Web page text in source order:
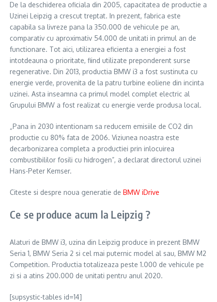
De la deschiderea oficiala din 2005, capacitatea de productie a
Uzinei Leipzig a crescut treptat. In prezent, fabrica este
capabila sa livreze pana la 350.000 de vehicule pe an,
comparativ cu aproximativ 54.000 de unitati in primul an de
functionare. Tot aici, utilizarea eficienta a energiei a fost
intotdeauna o prioritate, fiind utilizate preponderent surse
regenerative. Din 2013, productia BMW i3 a fost sustinuta cu
energie verde, provenita de la patru turbine eoliene din incinta
uzinei. Asta inseamna ca primul model complet electric al
Grupului BMW a fost realizat cu energie verde produsa local.
„Pana in 2030 intentionam sa reducem emisiile de CO2 din
productie cu 80% fata de 2006. Viziunea noastra este
decarbonizarea completa a productiei prin inlocuirea
combustibililor fosili cu hidrogen”, a declarat directorul uzinei
Hans-Peter Kemser.
Citeste si despre noua generatie de BMW iDrive
Ce se produce acum la Leipzig ?
Alaturi de BMW i3, uzina din Leipzig produce in prezent BMW
Seria 1, BMW Seria 2 si cel mai puternic model al sau, BMW M2
Competition. Productia totalizeaza peste 1.000 de vehicule pe
zi si a atins 200.000 de unitati pentru anul 2020.
[supsystic-tables id=14]